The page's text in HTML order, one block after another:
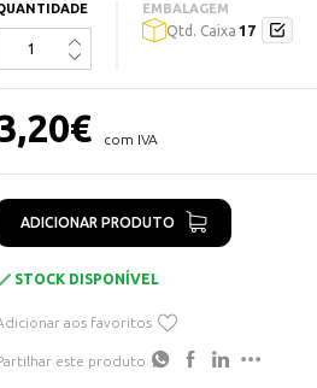
EMBALAGEM
Qtd. Caixa 17
€ com IVA
ADICIONAR PRODUTO
STOCK DISPONÍVEL
aos favoritos
este produto